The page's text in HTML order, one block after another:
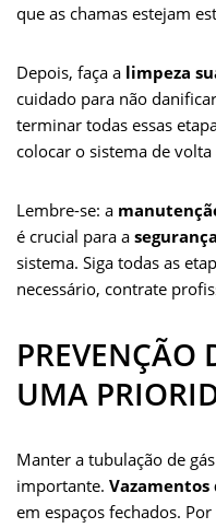
que as chamas estejam
Depois, faça a limpeza
cuidado para não
terminar todas essas
colocar o sistema de
Lembre-se: a
é crucial para a segurança
sistema. Siga todas as
necessário, contrate
PREVENÇÃO
UMA
Manter a tubulação de
importante. Vazamentos
em espaços fechados.